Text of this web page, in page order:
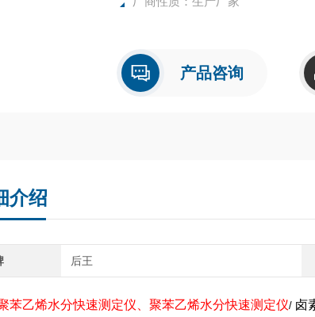
产品咨询
介绍
后王
苯乙烯水分快速测定仪 聚苯乙烯水分快速测定仪/ 卤